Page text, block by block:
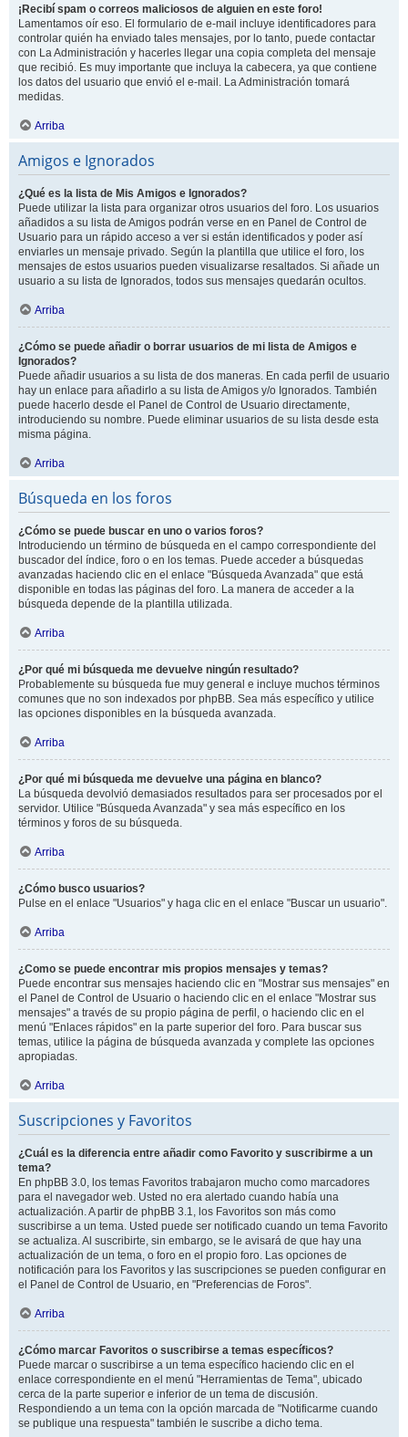
¡Recibí spam o correos maliciosos de alguien en este foro!
Lamentamos oír eso. El formulario de e-mail incluye identificadores para
controlar quién ha enviado tales mensajes, por lo tanto, puede contactar
con La Administración y hacerles llegar una copia completa del mensaje
que recibió. Es muy importante que incluya la cabecera, ya que contiene
los datos del usuario que envió el e-mail. La Administración tomará
medidas.
Arriba
Amigos e Ignorados
¿Qué es la lista de Mis Amigos e Ignorados?
Puede utilizar la lista para organizar otros usuarios del foro. Los usuarios
añadidos a su lista de Amigos podrán verse en en Panel de Control de
Usuario para un rápido acceso a ver si están identificados y poder así
enviarles un mensaje privado. Según la plantilla que utilice el foro, los
mensajes de estos usuarios pueden visualizarse resaltados. Si añade un
usuario a su lista de Ignorados, todos sus mensajes quedarán ocultos.
Arriba
¿Cómo se puede añadir o borrar usuarios de mi lista de Amigos e
Ignorados?
Puede añadir usuarios a su lista de dos maneras. En cada perfil de usuario
hay un enlace para añadirlo a su lista de Amigos y/o Ignorados. También
puede hacerlo desde el Panel de Control de Usuario directamente,
introduciendo su nombre. Puede eliminar usuarios de su lista desde esta
misma página.
Arriba
Búsqueda en los foros
¿Cómo se puede buscar en uno o varios foros?
Introduciendo un término de búsqueda en el campo correspondiente del
buscador del índice, foro o en los temas. Puede acceder a búsquedas
avanzadas haciendo clic en el enlace "Búsqueda Avanzada" que está
disponible en todas las páginas del foro. La manera de acceder a la
búsqueda depende de la plantilla utilizada.
Arriba
¿Por qué mi búsqueda me devuelve ningún resultado?
Probablemente su búsqueda fue muy general e incluye muchos términos
comunes que no son indexados por phpBB. Sea más específico y utilice
las opciones disponibles en la búsqueda avanzada.
Arriba
¿Por qué mi búsqueda me devuelve una página en blanco?
La búsqueda devolvió demasiados resultados para ser procesados por el
servidor. Utilice "Búsqueda Avanzada" y sea más específico en los
términos y foros de su búsqueda.
Arriba
¿Cómo busco usuarios?
Pulse en el enlace "Usuarios" y haga clic en el enlace "Buscar un usuario".
Arriba
¿Como se puede encontrar mis propios mensajes y temas?
Puede encontrar sus mensajes haciendo clic en "Mostrar sus mensajes" en
el Panel de Control de Usuario o haciendo clic en el enlace "Mostrar sus
mensajes" a través de su propio página de perfil, o haciendo clic en el
menú "Enlaces rápidos" en la parte superior del foro. Para buscar sus
temas, utilice la página de búsqueda avanzada y complete las opciones
apropiadas.
Arriba
Suscripciones y Favoritos
¿Cuál es la diferencia entre añadir como Favorito y suscribirme a un
tema?
En phpBB 3.0, los temas Favoritos trabajaron mucho como marcadores
para el navegador web. Usted no era alertado cuando había una
actualización. A partir de phpBB 3.1, los Favoritos son más como
suscribirse a un tema. Usted puede ser notificado cuando un tema Favorito
se actualiza. Al suscribirte, sin embargo, se le avisará de que hay una
actualización de un tema, o foro en el propio foro. Las opciones de
notificación para los Favoritos y las suscripciones se pueden configurar en
el Panel de Control de Usuario, en "Preferencias de Foros".
Arriba
¿Cómo marcar Favoritos o suscribirse a temas específicos?
Puede marcar o suscribirse a un tema específico haciendo clic en el
enlace correspondiente en el menú "Herramientas de Tema", ubicado
cerca de la parte superior e inferior de un tema de discusión.
Respondiendo a un tema con la opción marcada de "Notificarme cuando
se publique una respuesta" también le suscribe a dicho tema.